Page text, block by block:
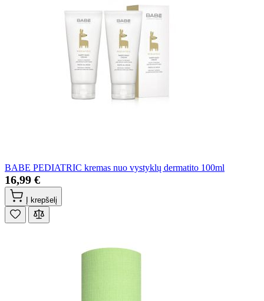
BABE PEDIATRIC kremas nuo vystyklų dermatito 100ml
16,99 €
Į krepšelį